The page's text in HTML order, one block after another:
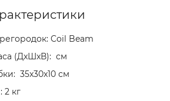
Coil Beam
(ДxШxВ): см
35x30x10 см
2 кг